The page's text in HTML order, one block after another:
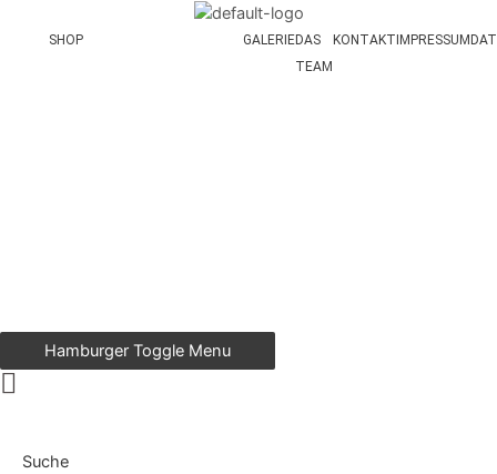
SHOP GALERIEDAS
TEAM
KONTAKTIMPRESSUM
Hamburger Toggle Menu
Suche